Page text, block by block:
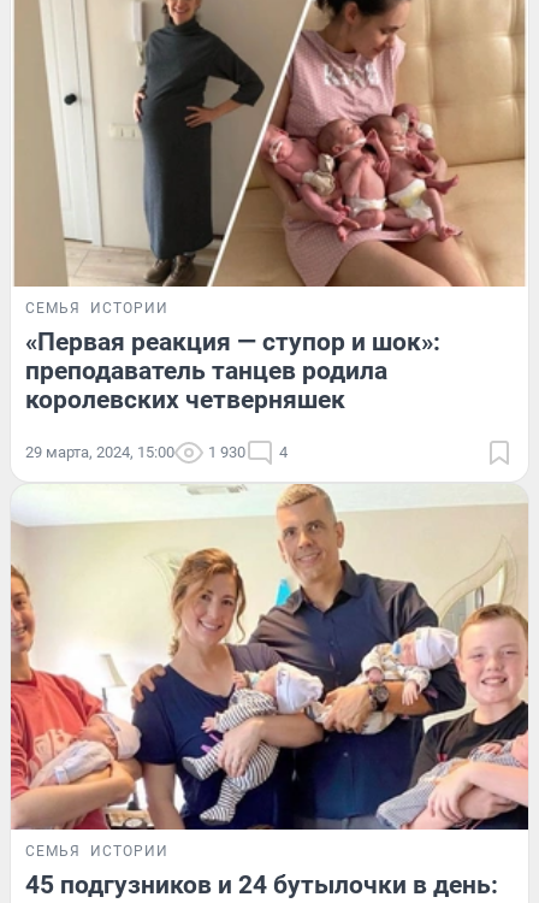
СЕМЬЯ ИСТОРИИ
«Первая реакция — ступор и шок»:
преподаватель танцев родила
королевских четверняшек
29 марта, 2024, 15:00 1 930 4
СЕМЬЯ ИСТОРИИ
45 подгузников и 24 бутылочки в день: